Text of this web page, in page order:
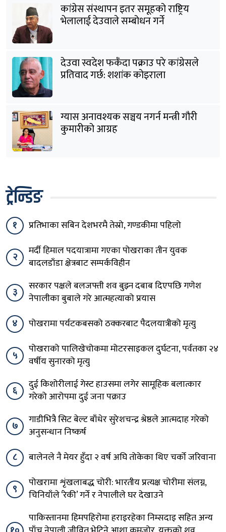
कांग्रेस संस्थापन इतर समूहको राष्ट्रिय
भेलालाई देउवाले सम्बोधन गर्ने
देउवा स्वदेश फर्कँदा पक्राउ परे कांग्रेसले
प्रतिवाद गर्छ: शशांक कोइराला
ग्यास अनावश्यक सञ्चय नगर्न मन्त्री गौरी
कुमारीको आग्रह
ट्रेन्डिङ
१ प्रतिभाका सबिन देशभरमै तेस्रो, गण्डकीमा पहिलो
२
मर्दी हिमाल पदयात्रामा गएका पोखराका तीन युवक
बादलडाँडा क्षेत्रबाट सम्पर्कविहीन
३
सरकार पक्षले बलजफ्ती शव बुझ्न दबाब दिएपछि गणेश
नेपालीका बुबाले गरे आत्महत्याको प्रयास
४
पोखरामा पर्यटकबसको ठक्करबाट पैदलयात्रीको मृत्यु
५
पोखराको पालिखेचोकमा मोटरसाइकल दुर्घटना, पर्वतका २४
वर्षीय सुनारको मृत्यु
६
दुई किशोरीलाई गेस्ट हाउसमा लगेर सामूहिक बलात्कार
गरेको आरोपमा दुई जना पक्राउ
७
गाडीभित्रै सिट बेल्ट बाँधेर सुरेशचन्द्र श्रेष्ठले आत्मदाह गरेको
अनुसन्धान निष्कर्ष
८
बालेनले नै मेयर हुँदा २ वर्ष अघि तोकेका थिए चर्को जरिवाना
९
पोखरामा शृंखलाबद्ध चोरी: भारतीय प्रत्यक्ष चोरीमा संलग्न,
चिनियाँले ‘रेकी’ गर्ने र नेपालीले घर देखाउने
पाकिस्तानमा हिमपहिरोमा हराइरहेका निम्सदाइ सहित अन्य